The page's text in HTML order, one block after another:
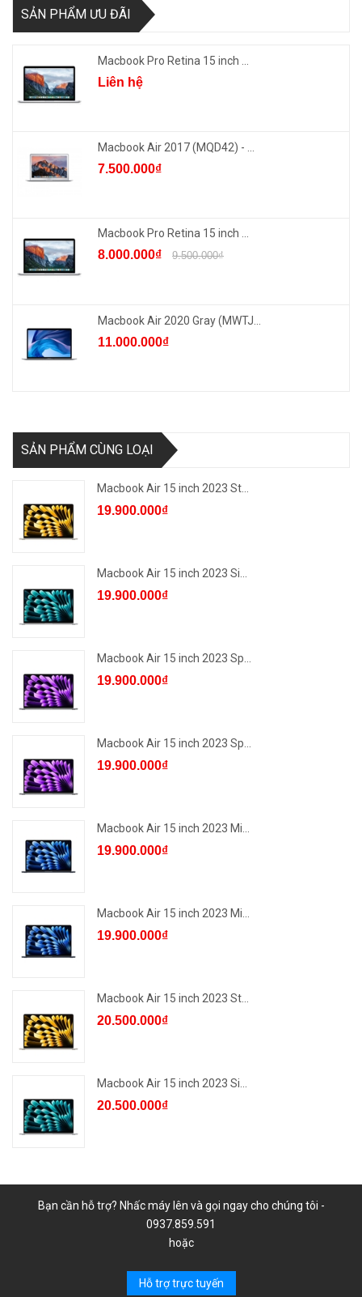
SẢN PHẨM ƯU ĐÃI
Macbook Pro Retina 15 inch ...
Liên hệ
Macbook Air 2017 (MQD42) - ...
7.500.000₫
Macbook Pro Retina 15 inch ...
8.000.000₫ 9.500.000₫
Macbook Air 2020 Gray (MWTJ...
11.000.000₫
SẢN PHẨM CÙNG LOẠI
Macbook Air 15 inch 2023 St...
19.900.000₫
Macbook Air 15 inch 2023 Si...
19.900.000₫
Macbook Air 15 inch 2023 Sp...
19.900.000₫
Macbook Air 15 inch 2023 Sp...
19.900.000₫
Macbook Air 15 inch 2023 Mi...
19.900.000₫
Macbook Air 15 inch 2023 Mi...
19.900.000₫
Macbook Air 15 inch 2023 St...
20.500.000₫
Macbook Air 15 inch 2023 Si...
20.500.000₫
Bạn cần hỗ trợ? Nhấc máy lên và gọi ngay cho chúng tôi -
0937.859.591
hoặc
Hỗ trợ trực tuyến